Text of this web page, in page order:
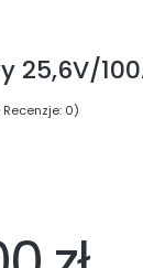
25,6V/
0)